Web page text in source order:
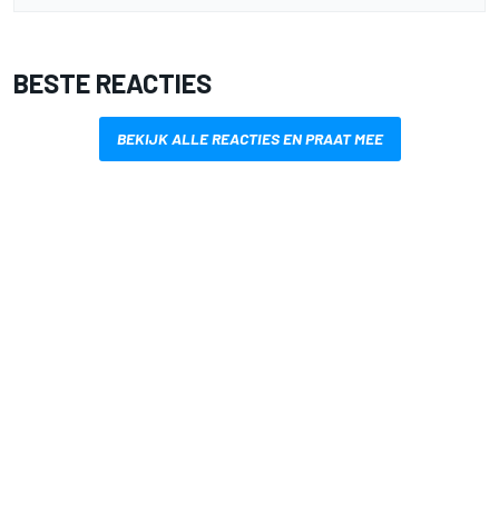
BESTE REACTIES
BEKIJK ALLE REACTIES EN PRAAT MEE